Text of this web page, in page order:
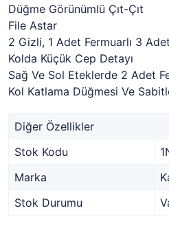
Düğme Görünümlü Çıt-Çıt
File Astar
2 Gizli, 1 Adet Fermuarlı 3
Kolda Küçük Cep Detayı
Sağ Ve Sol Eteklerde 2 Adet
Kol Katlama Düğmesi Ve
Diğer Özellikler
Stok Kodu
Marka
Stok Durumu